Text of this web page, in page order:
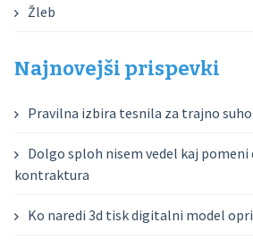
Žleb
Najnovejši prispevki
Pravilna izbira tesnila za trajno
Dolgo sploh nisem vedel kaj pomeni
kontraktura
Ko naredi 3d tisk digitalni model